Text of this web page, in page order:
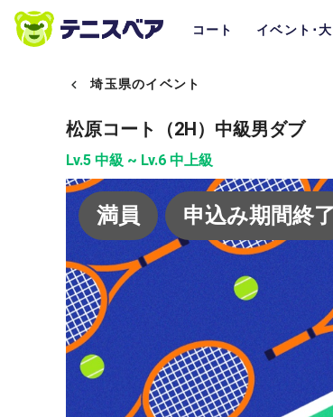
コート イベント･
埼玉県のイベント
松原コート（2H）中級男ダブ
Lv.5 中級 ~ Lv.6 中上級
満員 申込み期間終了